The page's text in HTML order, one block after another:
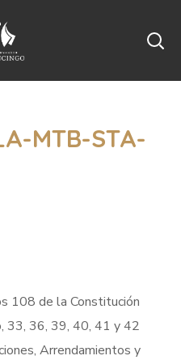
MTB-STA-
108 de la Constitución
33, 36, 39, 40, 41 y 42
Arrendamientos y